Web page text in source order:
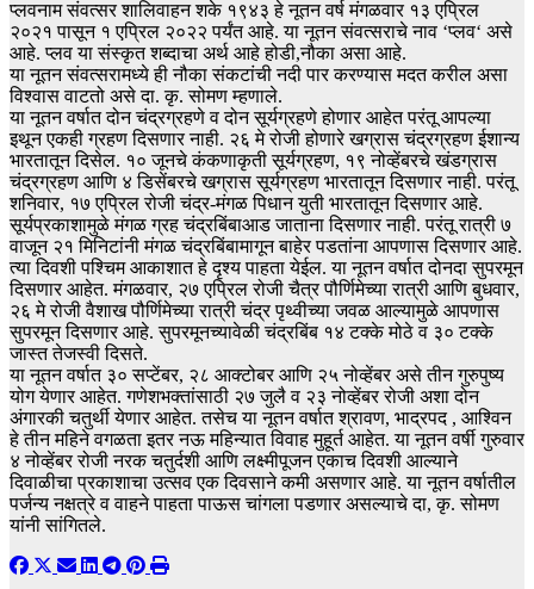
प्लवनाम संवत्सर शालिवाहन शके १९४३ हे नूतन वर्ष मंगळवार १३ एप्रिल
२०२१ पासून १ एप्रिल २०२२ पर्यंत आहे. या नूतन संवत्सराचे नाव ‘प्लव‘ असे
आहे. प्लव या संस्कृत शब्दाचा अर्थ आहे होडी,नौका असा आहे.
या नूतन संवत्सरामध्ये ही नौका संकटांची नदी पार करण्यास मदत करील असा
विश्वास वाटतो असे दा. कृ. सोमण म्हणाले.
या नूतन वर्षात दोन चंद्रग्रहणे व दोन सूर्यग्रहणे होणार आहेत परंतू आपल्या
इथून एकही ग्रहण दिसणार नाही. २६ मे रोजी होणारे खग्रास चंद्रग्रहण ईशान्य
भारतातून दिसेल. १० जूनचे कंकणाकृती सूर्यग्रहण, १९ नोव्हेंबरचे खंडग्रास
चंद्रग्रहण आणि ४ डिसेंबरचे खग्रास सूर्यग्रहण भारतातून दिसणार नाही. परंतू
शनिवार, १७ एप्रिल रोजी चंद्र-मंगळ पिधान युती भारतातून दिसणार आहे.
सूर्यप्रकाशामुळे मंगळ ग्रह चंद्रबिंबाआड जाताना दिसणार नाही. परंतू रात्री ७
वाजून २१ मिनिटांनी मंगळ चंद्रबिंबामागून बाहेर पडतांना आपणास दिसणार आहे.
त्या दिवशी पश्चिम आकाशात हे दृश्य पाहता येईल. या नूतन वर्षात दोनदा सुपरमून
दिसणार आहेत. मंगळवार, २७ एप्रिल रोजी चैत्र पौर्णिमेच्या रात्री आणि बुधवार,
२६ मे रोजी वैशाख पौर्णिमेच्या रात्री चंद्र पृथ्वीच्या जवळ आल्यामुळे आपणास
सुपरमून दिसणार आहे. सुपरमूनच्यावेळी चंद्रबिंब १४ टक्के मोठे व ३० टक्के
जास्त तेजस्वी दिसते.
या नूतन वर्षात ३० सप्टेंबर, २८ आक्टोबर आणि २५ नोव्हेंबर असे तीन गुरुपुष्य
योग येणार आहेत. गणेशभक्तांसाठी २७ जुलै व २३ नोव्हेंबर रोजी अशा दोन
अंगारकी चतुर्थी येणार आहेत. तसेच या नूतन वर्षात श्रावण, भाद्रपद , आश्विन
हे तीन महिने वगळता इतर नऊ महिन्यात विवाह मुहूर्त आहेत. या नूतन वर्षी गुरुवार
४ नोव्हेंबर रोजी नरक चतुर्दशी आणि लक्ष्मीपूजन एकाच दिवशी आल्याने
दिवाळीचा प्रकाशाचा उत्सव एक दिवसाने कमी असणार आहे. या नूतन वर्षातील
पर्जन्य नक्षत्रे व वाहने पाहता पाऊस चांगला पडणार असल्याचे दा, कृ. सोमण
यांनी सांगितले.